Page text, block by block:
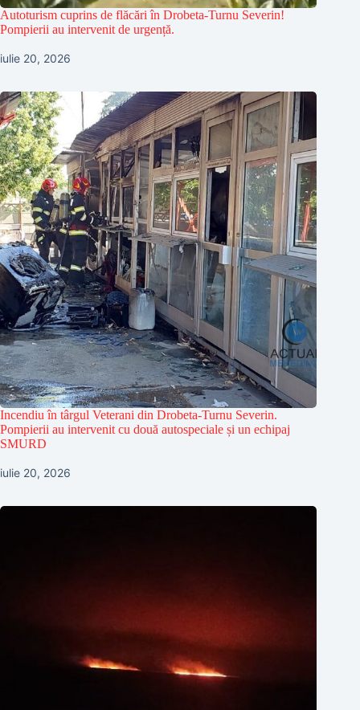
Autoturism cuprins de flăcări în Drobeta-Turnu Severin!
Pompierii au intervenit de urgență.
iulie 20, 2026
Incendiu în târgul Veterani din Drobeta-Turnu Severin.
Pompierii au intervenit cu două autospeciale și un echipaj
SMURD
iulie 20, 2026